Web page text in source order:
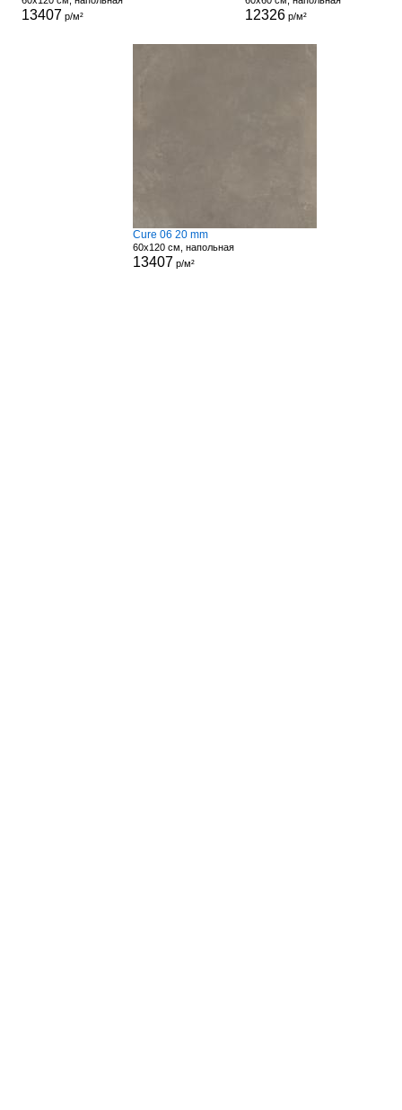
13407 р/м² 12326р/м²
Cure 06 20 mm
60x120 см, напольная
13407 р/м²